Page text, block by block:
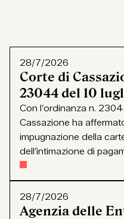
28/7/2026
Corte di
23044 del 10
Con l’ordinanza n.
Cassazione ha
impugnazione della
dell’intimazione di
28/7/2026
Agenzia delle